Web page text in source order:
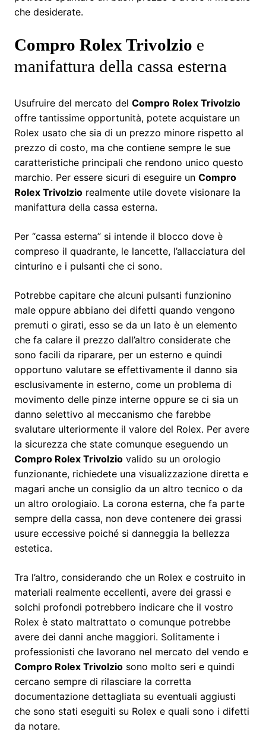
che desiderate.
Compro Rolex Trivolzio e
manifattura della cassa esterna
Usufruire del mercato del Compro Rolex Trivolzio
offre tantissime opportunità, potete acquistare un
Rolex usato che sia di un prezzo minore rispetto al
prezzo di costo, ma che contiene sempre le sue
caratteristiche principali che rendono unico questo
marchio. Per essere sicuri di eseguire un Compro
Rolex Trivolzio realmente utile dovete visionare la
manifattura della cassa esterna.
Per “cassa esterna” si intende il blocco dove è
compreso il quadrante, le lancette, l’allacciatura del
cinturino e i pulsanti che ci sono.
Potrebbe capitare che alcuni pulsanti funzionino
male oppure abbiano dei difetti quando vengono
premuti o girati, esso se da un lato è un elemento
che fa calare il prezzo dall’altro considerate che
sono facili da riparare, per un esterno e quindi
opportuno valutare se effettivamente il danno sia
esclusivamente in esterno, come un problema di
movimento delle pinze interne oppure se ci sia un
danno selettivo al meccanismo che farebbe
svalutare ulteriormente il valore del Rolex. Per avere
la sicurezza che state comunque eseguendo un
Compro Rolex Trivolzio valido su un orologio
funzionante, richiedete una visualizzazione diretta e
magari anche un consiglio da un altro tecnico o da
un altro orologiaio. La corona esterna, che fa parte
sempre della cassa, non deve contenere dei grassi
usure eccessive poiché si danneggia la bellezza
estetica.
Tra l’altro, considerando che un Rolex e costruito in
materiali realmente eccellenti, avere dei grassi e
solchi profondi potrebbero indicare che il vostro
Rolex è stato maltrattato o comunque potrebbe
avere dei danni anche maggiori. Solitamente i
professionisti che lavorano nel mercato del vendo e
Compro Rolex Trivolzio sono molto seri e quindi
cercano sempre di rilasciare la corretta
documentazione dettagliata su eventuali aggiusti
che sono stati eseguiti su Rolex e quali sono i difetti
da notare.